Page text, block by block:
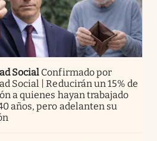
Social Confirmado por
Social | Reducirán un 15% de
a quienes hayan trabajado
años, pero adelanten su